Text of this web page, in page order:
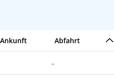
Ankunft Abfahrt
–